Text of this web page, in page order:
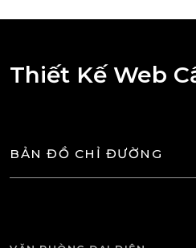
Thiết Kế Web
BẢN ĐỒ CHỈ ĐƯỜNG